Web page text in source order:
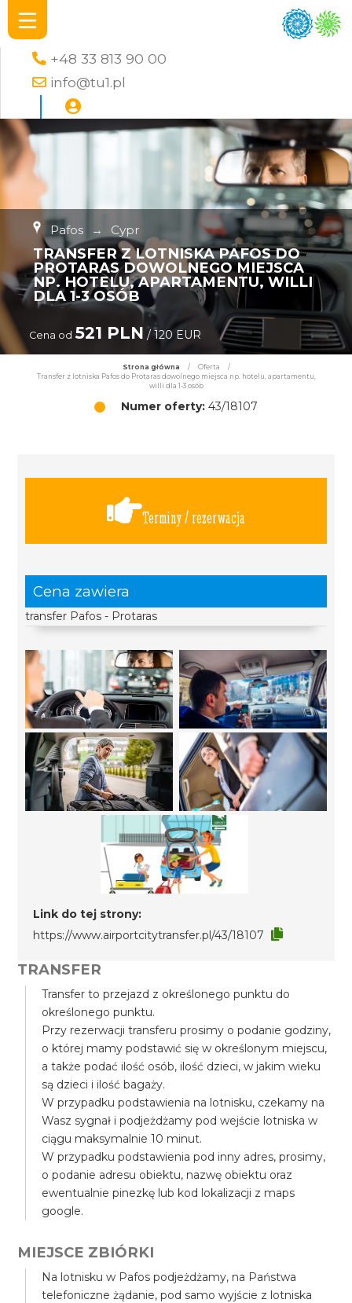
+48 33 813 90 00
info@tu1.pl
Pafos → Cypr
TRANSFER Z LOTNISKA PAFOS DO
PROTARAS DOWOLNEGO MIEJSCA
NP. HOTELU, APARTAMENTU, WILLI
DLA 1-3 OSÓB
Cena od 521 PLN / 120 EUR
Strona główna / Oferta
/
Transfer z lotniska Pafos do Protaras dowolnego miejsca np. hotelu, apartamentu,
willi dla 1-3 osób
Numer oferty: 43/18107
Terminy / rezerwacja
Cena zawiera
transfer Pafos - Protaras
Link do tej strony:
https://www.airportcitytransfer.pl/43/18107
TRANSFER
Transfer to przejazd z określonego punktu do
określonego punktu.
Przy rezerwacji transferu prosimy o podanie godziny,
o której mamy podstawić się w określonym miejscu,
a także podać ilość osób, ilość dzieci, w jakim wieku
są dzieci i ilość bagaży.
W przypadku podstawienia na lotnisku, czekamy na
Wasz sygnał i podjeżdżamy pod wejście lotniska w
ciągu maksymalnie 10 minut.
W przypadku podstawienia pod inny adres, prosimy,
o podanie adresu obiektu, nazwę obiektu oraz
ewentualnie pinezkę lub kod lokalizacji z maps
google.
MIEJSCE ZBIÓRKI
Na lotnisku w Pafos podjeżdżamy, na Państwa
telefoniczne żądanie, pod samo wyjście z lotniska